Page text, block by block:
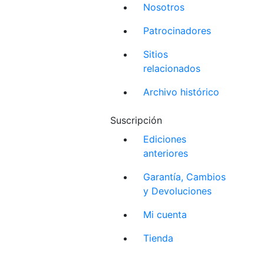
Nosotros
Patrocinadores
Sitios
relacionados
Archivo histórico
Suscripción
Ediciones
anteriores
Garantía, Cambios
y Devoluciones
Mi cuenta
Tienda